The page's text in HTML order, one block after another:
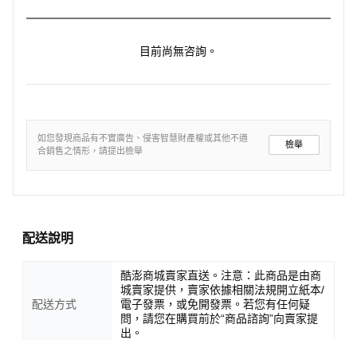
目前尚無咨詢。
如您發現商品有不實廣告、侵害智慧財產權或其他不適
合銷售之情形，請提出檢舉
檢舉
配送說明
配送方式
酷澎商城賣家直送。注意：此商品是由商
城賣家提供，賣家依據相關法規開立紙本/
電子發票，或免開發票。若您有任何疑
問，請您在購買前於“商品諮詢”向賣家提
出。